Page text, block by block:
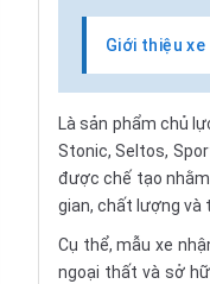
Giới thiệu
Là sản phẩm chủ
Stonic, Seltos,
được chế tạo
gian, chất lượng và
Cụ thể, mẫu xe
ngoại thất và sở